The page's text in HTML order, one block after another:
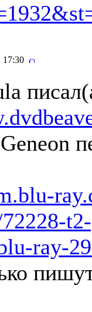
17:30
ray-